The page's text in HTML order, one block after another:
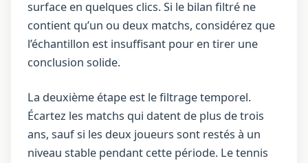
surface en quelques clics. Si le bilan filtré ne
contient qu’un ou deux matchs, considérez que
l’échantillon est insuffisant pour en tirer une
conclusion solide.
La deuxième étape est le filtrage temporel.
Écartez les matchs qui datent de plus de trois
ans, sauf si les deux joueurs sont restés à un
niveau stable pendant cette période. Le tennis